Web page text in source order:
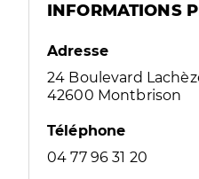
INFORMATIONS
Adresse
24 Boulevard
42600 Montbrison
Téléphone
04 77 96 31 20